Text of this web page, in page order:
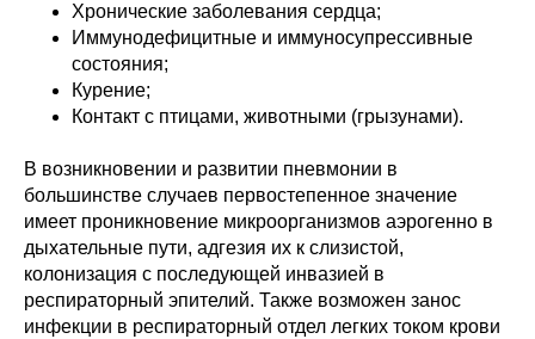
Хронические заболевания сердца;
Иммунодефицитные и иммуносупрессивные
состояния;
Курение;
Контакт с птицами, животными (грызунами).
В возникновении и развитии пневмонии в
большинстве случаев первостепенное значение
имеет проникновение микроорганизмов аэрогенно в
дыхательные пути, адгезия их к слизистой,
колонизация с последующей инвазией в
респираторный эпителий. Также возможен занос
инфекции в респираторный отдел легких током крови